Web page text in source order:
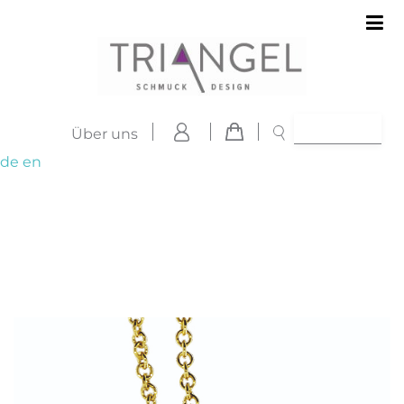
Über uns
de en